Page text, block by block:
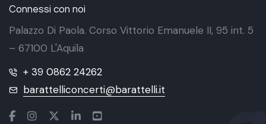
Connessi con noi
Palazzo Di Paola. Corso Vittorio Emanuele II, 95 int. 5
– 67100 L'Aquila
+ 39 0862 24262
barattelliconcerti@barattelli.it